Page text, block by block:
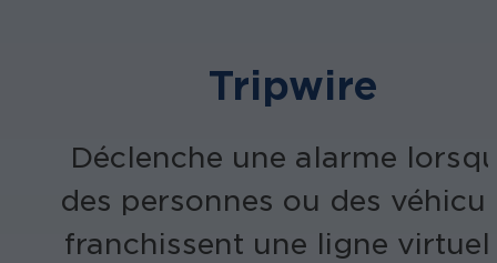
Tripwire
Déclenche une alarme
des personnes ou des
franchissent une ligne